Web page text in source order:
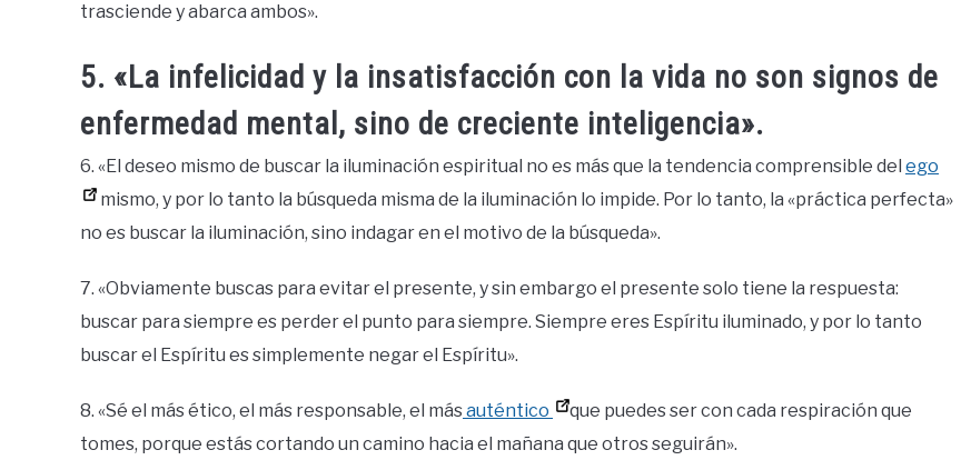
trasciende y abarca ambos».
5. «La infelicidad y la insatisfacción con la vida no son signos de
enfermedad mental, sino de creciente inteligencia».
6. «El deseo mismo de buscar la iluminación espiritual no es más que la tendencia comprensible del ego
mismo, y por lo tanto la búsqueda misma de la iluminación lo impide. Por lo tanto, la «práctica perfecta»
no es buscar la iluminación, sino indagar en el motivo de la búsqueda».
7. «Obviamente buscas para evitar el presente, y sin embargo el presente solo tiene la respuesta:
buscar para siempre es perder el punto para siempre. Siempre eres Espíritu iluminado, y por lo tanto
buscar el Espíritu es simplemente negar el Espíritu».
8. «Sé el más ético, el más responsable, el másauténtico
que puedes ser con cada respiración que
tomes, porque estás cortando un camino hacia el mañana que otros seguirán».